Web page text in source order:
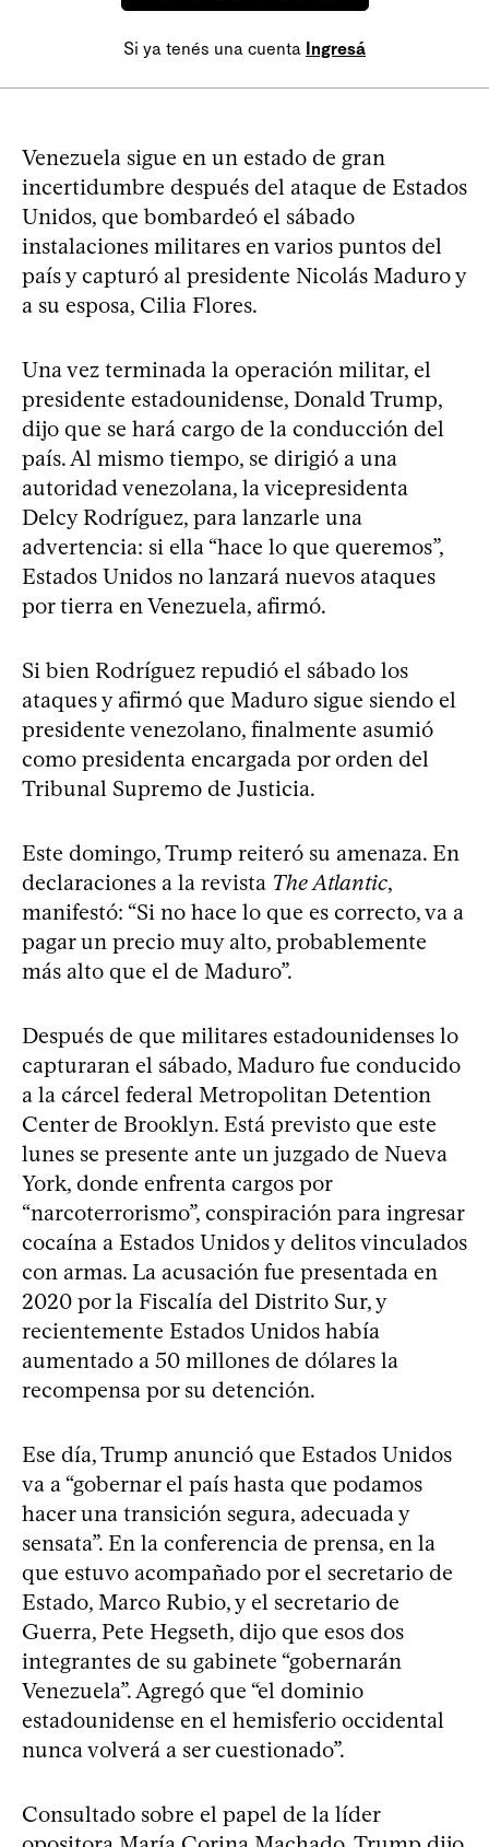
Si ya tenés una cuenta Ingresá
Venezuela sigue en un estado de gran
incertidumbre después del ataque de Estados
Unidos, que bombardeó el sábado
instalaciones militares en varios puntos del
país y capturó al presidente Nicolás Maduro y
a su esposa, Cilia Flores.
Una vez terminada la operación militar, el
presidente estadounidense, Donald Trump,
dijo que se hará cargo de la conducción del
país. Al mismo tiempo, se dirigió a una
autoridad venezolana, la vicepresidenta
Delcy Rodríguez, para lanzarle una
advertencia: si ella “hace lo que queremos”,
Estados Unidos no lanzará nuevos ataques
por tierra en Venezuela, afirmó.
Si bien Rodríguez repudió el sábado los
ataques y afirmó que Maduro sigue siendo el
presidente venezolano, finalmente asumió
como presidenta encargada por orden del
Tribunal Supremo de Justicia.
Este domingo, Trump reiteró su amenaza. En
declaraciones a la revista The Atlantic,
manifestó: “Si no hace lo que es correcto, va a
pagar un precio muy alto, probablemente
más alto que el de Maduro”.
Después de que militares estadounidenses lo
capturaran el sábado, Maduro fue conducido
a la cárcel federal Metropolitan Detention
Center de Brooklyn. Está previsto que este
lunes se presente ante un juzgado de Nueva
York, donde enfrenta cargos por
“narcoterrorismo”, conspiración para ingresar
cocaína a Estados Unidos y delitos vinculados
con armas. La acusación fue presentada en
2020 por la Fiscalía del Distrito Sur, y
recientemente Estados Unidos había
aumentado a 50 millones de dólares la
recompensa por su detención.
Ese día, Trump anunció que Estados Unidos
va a “gobernar el país hasta que podamos
hacer una transición segura, adecuada y
sensata”. En la conferencia de prensa, en la
que estuvo acompañado por el secretario de
Estado, Marco Rubio, y el secretario de
Guerra, Pete Hegseth, dijo que esos dos
integrantes de su gabinete “gobernarán
Venezuela”. Agregó que “el dominio
estadounidense en el hemisferio occidental
nunca volverá a ser cuestionado”.
Consultado sobre el papel de la líder